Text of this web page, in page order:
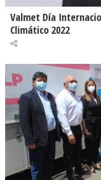
Valmet Día
Climático 2022